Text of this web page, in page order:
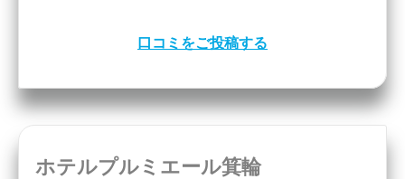
口コミをご投稿する
ホテルプルミエール箕輪